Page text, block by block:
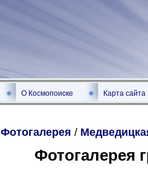
О Космопоиске Карта сайта
Фотогалерея /
Фотогалерея